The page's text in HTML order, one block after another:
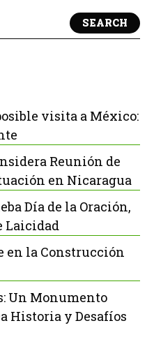
SEARCH
visita a México:
Reunión de
en Nicaragua
Día de la Oración,
Laicidad
en la Construcción
Un Monumento
Historia y Desafíos